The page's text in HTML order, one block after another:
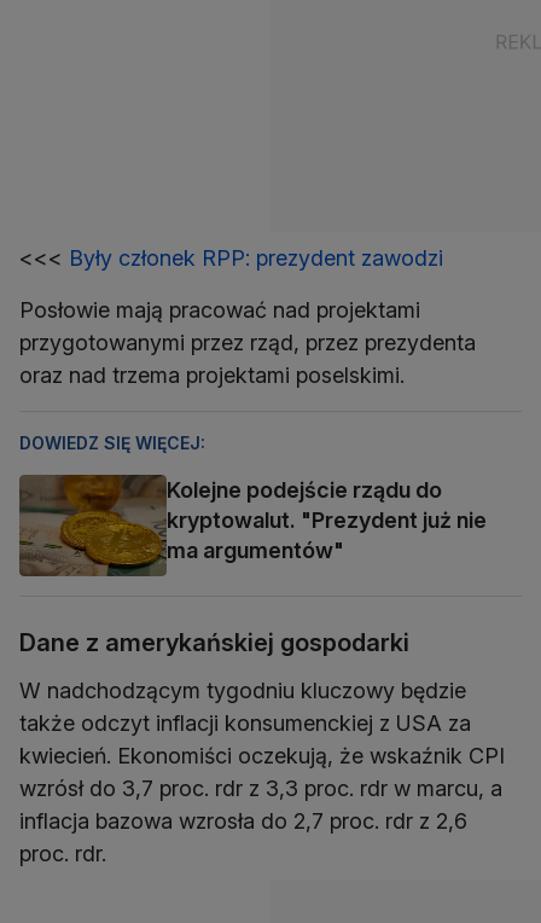
<<< Były członek RPP: prezydent zawodzi
Posłowie mają pracować nad projektami
przygotowanymi przez rząd, przez prezydenta
oraz nad trzema projektami poselskimi.
DOWIEDZ SIĘ WIĘCEJ:
Kolejne podejście rządu do
kryptowalut. "Prezydent już nie
ma argumentów"
Dane z amerykańskiej gospodarki
W nadchodzącym tygodniu kluczowy będzie
także odczyt inflacji konsumenckiej z USA za
kwiecień. Ekonomiści oczekują, że wskaźnik CPI
wzrósł do 3,7 proc. rdr z 3,3 proc. rdr w marcu, a
inflacja bazowa wzrosła do 2,7 proc. rdr z 2,6
proc. rdr.